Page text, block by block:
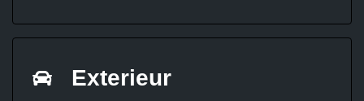
Exterieur